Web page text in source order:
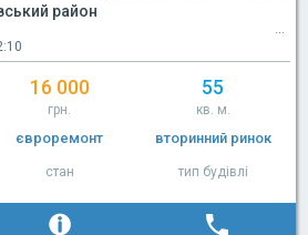
район
16 000
грн.
55
кв. м.
євроремонт
стан
вторинний ринок
тип будівлі